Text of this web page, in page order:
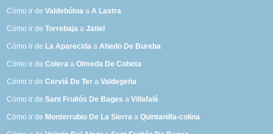
Cómo ir deValdebótoa aA Lastra
Cómo ir deTorrebaja aJatiel
Cómo ir de La Aparecida aAhedo De Bureba
Cómo ir deColera aOlmeda De Cobeta
Cómo ir deCerviá De Ter aValdegeña
Cómo ir deSant Fruitós De Bages aVillafalé
Cómo ir de Monterrubio De La Sierra aQuintanilla-colina